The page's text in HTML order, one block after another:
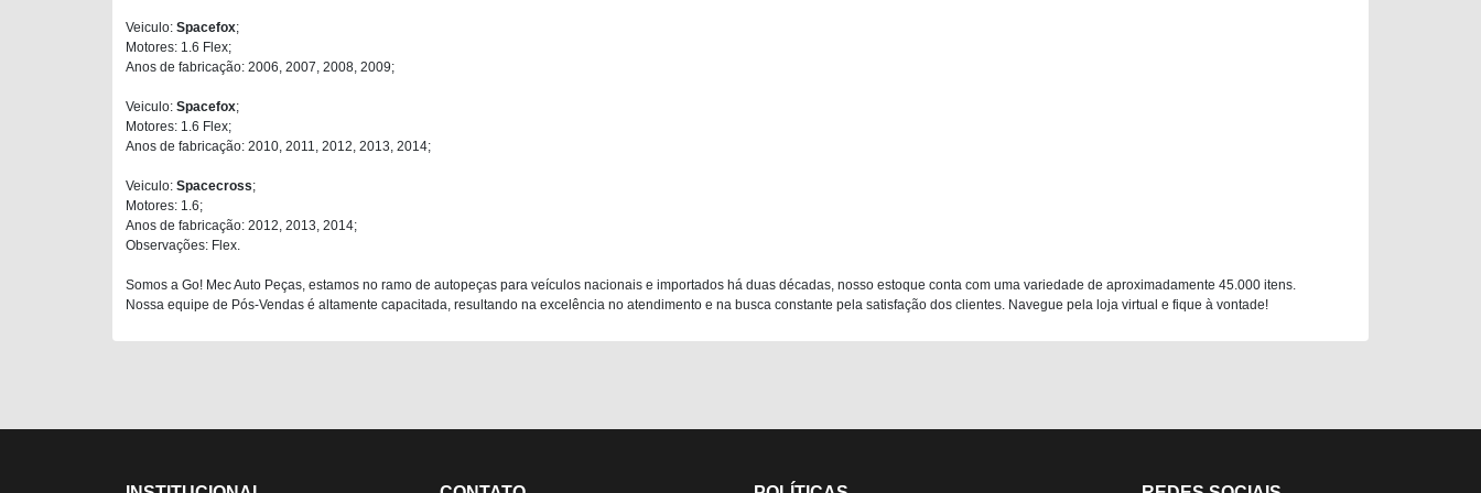
Veiculo: Spacefox;
Motores: 1.6 Flex;
Anos de fabricação: 2006, 2007, 2008, 2009;
Veiculo: Spacefox;
Motores: 1.6 Flex;
Anos de fabricação: 2010, 2011, 2012, 2013, 2014;
Veiculo: Spacecross;
Motores: 1.6;
Anos de fabricação: 2012, 2013, 2014;
Observações: Flex.
Somos a Go! Mec Auto Peças, estamos no ramo de autopeças para veículos nacionais e importados há duas décadas, nosso estoque conta com uma variedade de aproximadamente 45.000 itens.
Nossa equipe de Pós-Vendas é altamente capacitada, resultando na excelência no atendimento e na busca constante pela satisfação dos clientes. Navegue pela loja virtual e fique à vontade!